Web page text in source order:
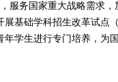
服务国家重大战略需求
展基础学科招生改革试点
学生进行专门培养，为